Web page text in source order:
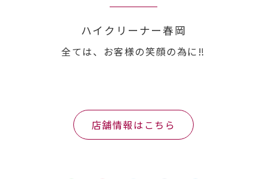
ハイクリーナー春岡
全ては、お客様の笑顔の為に‼︎
店舗情報はこちら